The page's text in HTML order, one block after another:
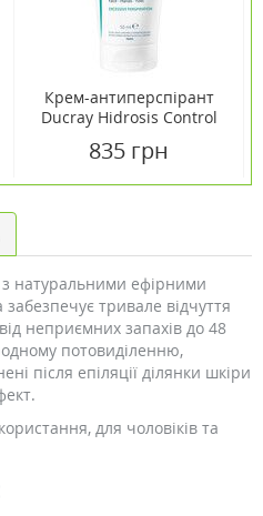
Крем-антиперспірант
Ducray Hidrosis Control
835 грн
натуральними ефірними
тривале відчуття
неприємних запахів до 48
потовиділенню,
після епіляції ділянки шкіри
для чоловіків та